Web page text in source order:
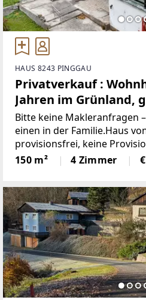
HAUS 8243 PINGGAU
Privatverkauf :
Jahren im Grünland,
idyllischen
(Provisionsfrei)
Bitte keine Makleranfragen
einen in der Familie.Haus
provisionsfrei, keine
“8243 Pinggau, Wiesenhöf
manchen Navis(auch
150 m² 4 Zimmer